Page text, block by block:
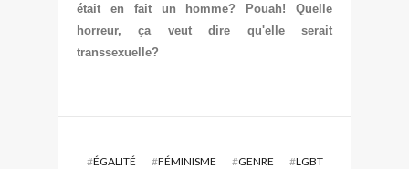
était en fait un homme? Pouah! Quelle
horreur, ça veut dire qu'elle serait
transsexuelle?
#ÉGALITÉ #FÉMINISME #GENRE #LGBT